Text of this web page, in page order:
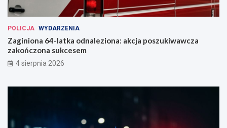
POLICJA WYDARZENIA
Zaginiona 64-latka odnaleziona: akcja poszukiwawcza
zakończona sukcesem
4 sierpnia 2026